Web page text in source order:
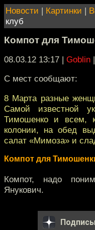
Новости | Картинки |
клуб
Компот для
08.03.12 13:17 | Goblin |
С мест сообщают:
8 Марта разные
Самой известной
Тимошенко и всем,
колонии, на обед
салат «Мимоза» и
Компот для
Компот, надо
Янукович.